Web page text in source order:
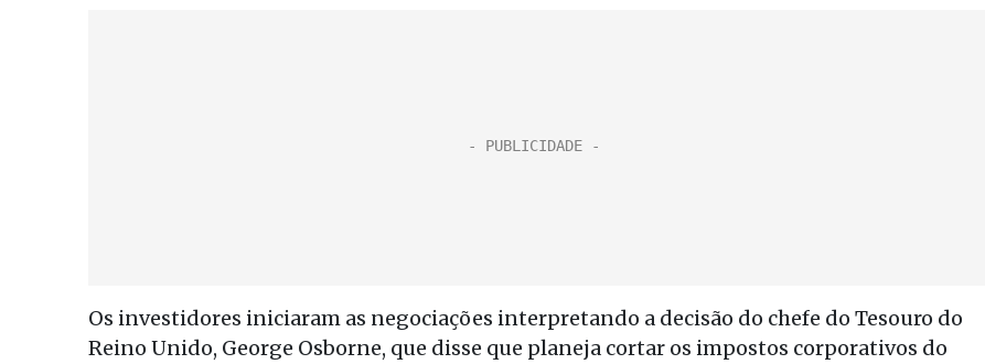
Os investidores iniciaram as negociações interpretando a decisão do chefe do Tesouro do
Reino Unido, George Osborne, que disse que planeja cortar os impostos corporativos do